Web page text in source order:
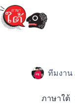
Skip
to
content
ทีมงาน
ภาษาใต้